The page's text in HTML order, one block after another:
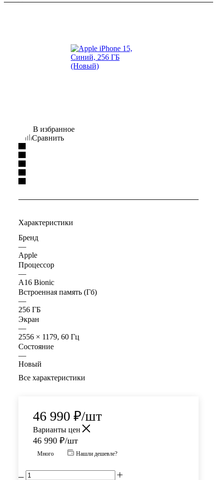
В избранное
Сравнить
Характеристики
Бренд
—
Apple
Процессор
—
A16 Bionic
Встроенная память (Гб)
—
256 ГБ
Экран
—
2556 × 1179, 60 Гц
Состояние
—
Новый
Все характеристики
46 990 ₽/шт
Варианты цен
46 990 ₽/шт
Много Нашли дешевле?